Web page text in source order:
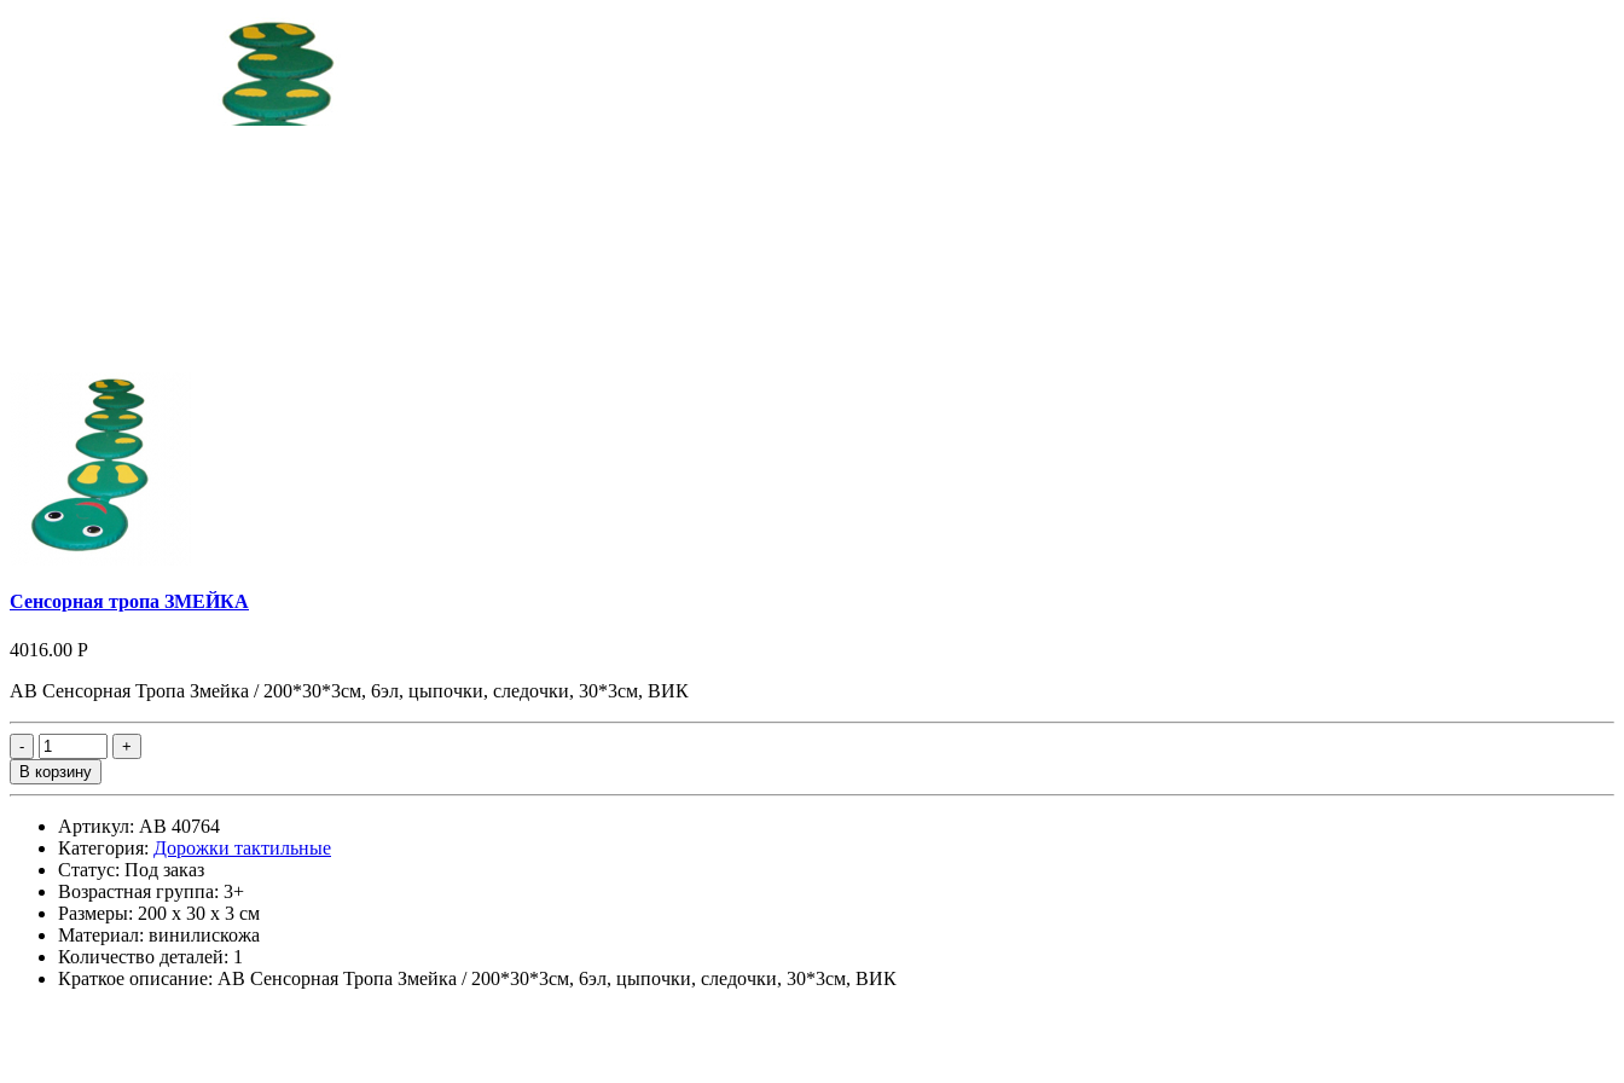
Сенсорная тропа ЗМЕЙКА
4016.00 Р
АВ Сенсорная Тропа Змейка / 200*30*3см, 6эл, цыпочки, следочки, 30*3см, ВИК
В корзину
Артикул: АВ 40764
Категория: Дорожки тактильные
Статус: Под заказ
Возрастная группа: 3+
Размеры: 200 х 30 х 3 см
Материал: винилискожа
Количество деталей: 1
Краткое описание: АВ Сенсорная Тропа Змейка / 200*30*3см, 6эл, цыпочки, следочки, 30*3см, ВИК